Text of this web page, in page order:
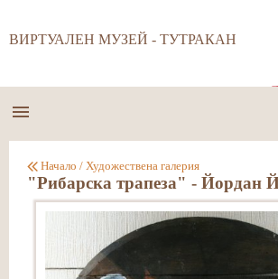
ВИРТУАЛЕН МУЗЕЙ - ТУТРАКАН
Начало / Художествена галерия
"Рибарска трапеза" - Йордан